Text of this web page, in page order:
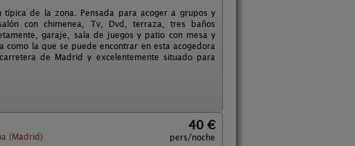
de la zona. Pensada para acoger a grupos y
con chimenea, Tv, Dvd, terraza, tres baños
garaje, sala de juegos y patio con mesa y
como la que se puede encontrar en esta acogedora
de Madrid y excelentemente situado para
(Madrid)
40 €
pers/noche